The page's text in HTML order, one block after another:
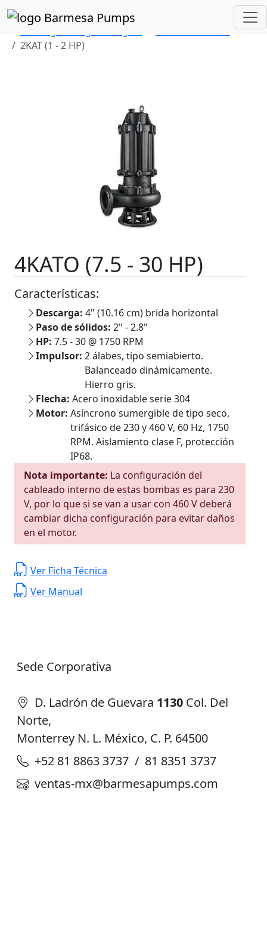
Inicio
Catálogo de Productos
2KAT (1 - 2 HP)
4KATO (7.5 - 30 HP)
Características:
Descarga: 4" (10.16 cm) brida horizontal
Paso de sólidos: 2" - 2.8"
HP: 7.5 - 30 @ 1750 RPM
Impulsor: 2 álabes, tipo semiabierto.
Balanceado dinámicamente.
Hierro gris.
Flecha: Acero inoxidable serie 304
Motor: Asíncrono sumergible de tipo seco,
trifásico de 230 y 460 V, 60 Hz, 1750
RPM. Aislamiento clase F, protección
IP68.
Nota importante: La configuración del
cableado interno de estas bombas es para 230
V, por lo que si se van a usar con 460 V deberá
cambiar dicha configuración para evitar daños
en el motor.
Ver Ficha Técnica
Ver Manual
Sede Corporativa
D. Ladrón de Guevara 1130 Col. Del
Norte,
Monterrey N. L. México, C. P. 64500
+52 81 8863 3737 / 81 8351 3737
ventas-mx@barmesapumps.com